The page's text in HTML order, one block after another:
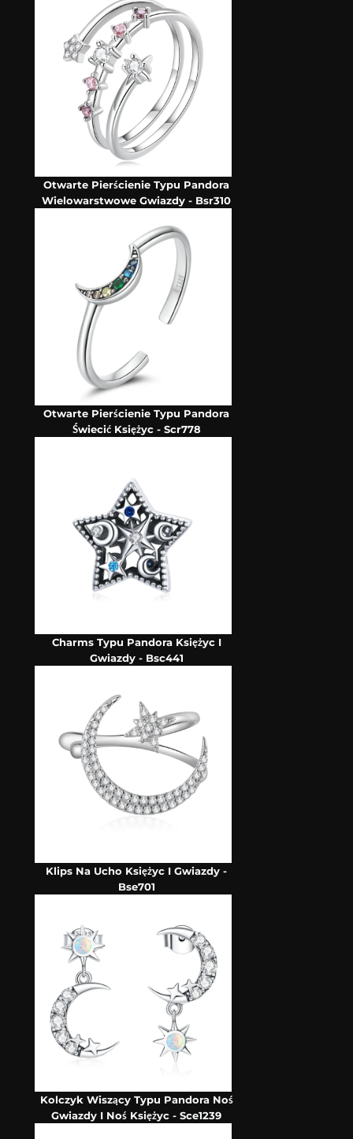
Otwarte Pierścienie Typu Pandora
Wielowarstwowe Gwiazdy - Bsr310
Otwarte Pierścienie Typu Pandora
Świecić Księżyc - Scr778
Charms Typu Pandora Księżyc I
Gwiazdy - Bsc441
Klips Na Ucho Księżyc I Gwiazdy -
Bse701
Kolczyk Wiszący Typu Pandora Noś
Gwiazdy I Noś Księżyc - Sce1239